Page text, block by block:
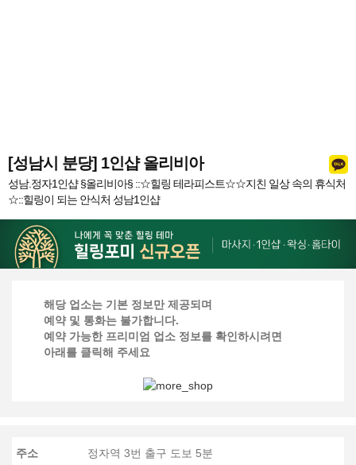
[성남시 분당] 1인샵 올리비아
성남.정자1인샵 §올리비아§ ::☆힐링 테라피스트☆☆지친 일상 속의 휴식처
☆::힐링이 되는 안식처 성남1인샵
해당 업소는 기본 정보만 제공되며
예약 및 통화는 불가합니다.
예약 가능한 프리미엄 업소 정보를 확인하시려면
아래를 클릭해 주세요
주소
정자역 3번 출구 도보 5분